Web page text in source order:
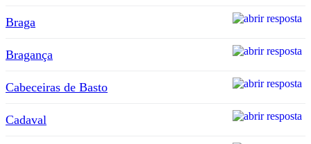
Braga
Bragança
Cabeceiras de Basto
Cadaval